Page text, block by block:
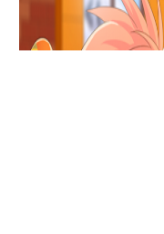
イベント・キャンペーン
アプリゲーム